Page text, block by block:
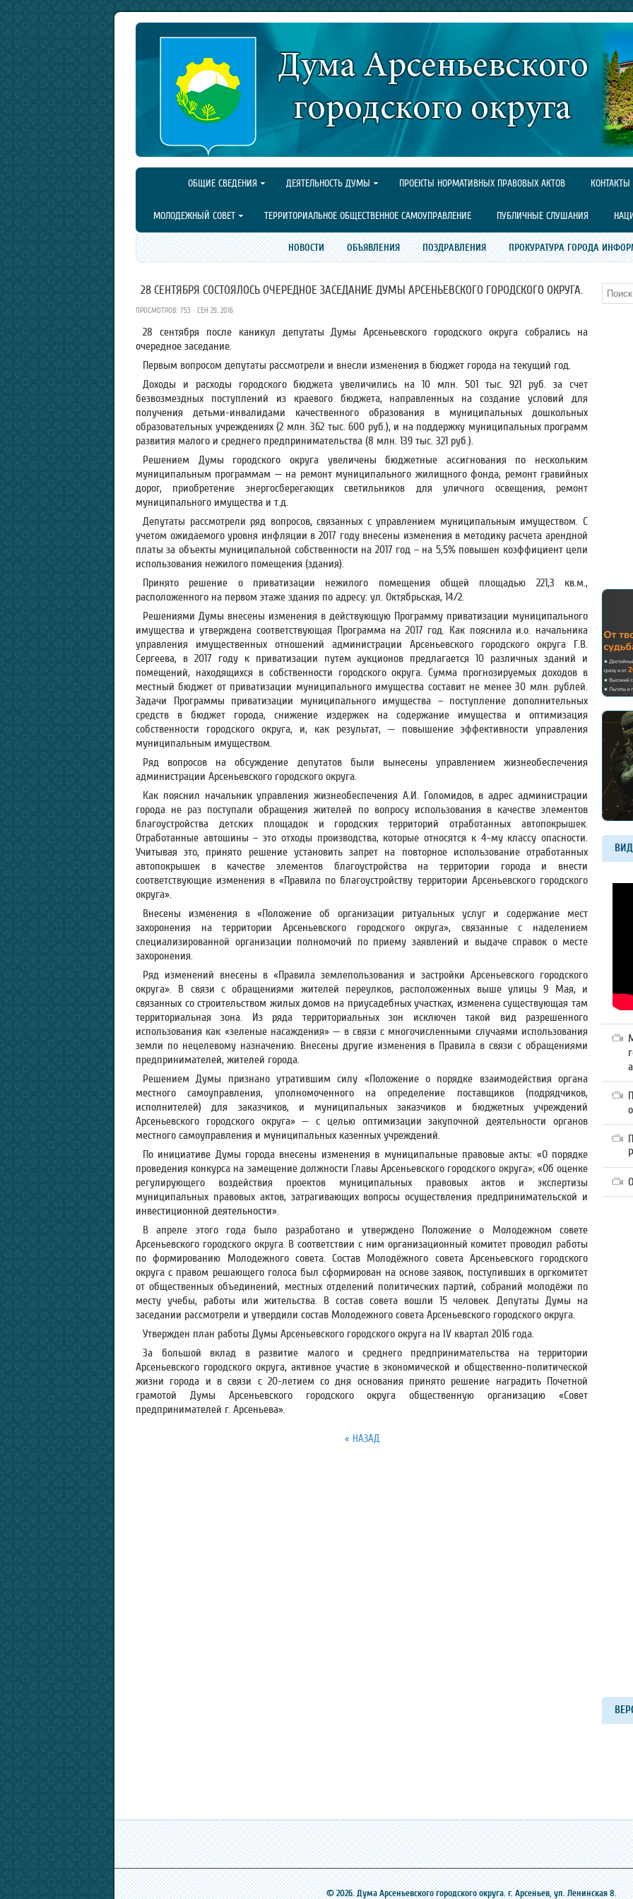
ОБЩИЕ СВЕДЕНИЯ ДЕЯТЕЛЬНОСТЬ ДУМЫ ПРОЕКТЫ НОРМАТИВНЫХ ПРАВОВЫХ АКТОВ КОНТАКТЫ
МОЛОДЕЖНЫЙ СОВЕТ ТЕРРИТОРИАЛЬНОЕ ОБЩЕСТВЕННОЕ САМОУПРАВЛЕНИЕ ПУБЛИЧНЫЕ СЛУШАНИЯ
НОВОСТИ ОБЪЯВЛЕНИЯ ПОЗДРАВЛЕНИЯ ПРОКУРАТУРА ГОРОДА
28 СЕНТЯБРЯ СОСТОЯЛОСЬ ОЧЕРЕДНОЕ ЗАСЕДАНИЕ ДУМЫ АРСЕНЬЕВСКОГО ГОРОДСКОГО ОКРУГА.
ПРОСМОТРОВ: 753 · СЕН 29, 2016
28 сентября после каникул депутаты Думы Арсеньевского городского округа собрались на
очередное заседание.
Первым вопросом депутаты рассмотрели и внесли изменения в бюджет города на текущий год.
Доходы и расходы городского бюджета увеличились на 10 млн. 501 тыс. 921 руб. за счет
безвозмездных поступлений из краевого бюджета, направленных на создание условий для
получения детьми-инвалидами качественного образования в муниципальных дошкольных
образовательных учреждениях (2 млн. 362 тыс. 600 руб.), и на поддержку муниципальных программ
развития малого и среднего предпринимательства (8 млн. 139 тыс. 321 руб.).
Решением Думы городского округа увеличены бюджетные ассигнования по нескольким
муниципальным программам — на ремонт муниципального жилищного фонда, ремонт гравийных
дорог, приобретение энергосберегающих светильников для уличного освещения, ремонт
муниципального имущества и т.д.
Депутаты рассмотрели ряд вопросов, связанных с управлением муниципальным имуществом. С
учетом ожидаемого уровня инфляции в 2017 году внесены изменения в методику расчета арендной
платы за объекты муниципальной собственности на 2017 год – на 5,5% повышен коэффициент цели
использования нежилого помещения (здания).
Принято решение о приватизации нежилого помещения общей площадью 221,3 кв.м.,
расположенного на первом этаже здания по адресу: ул. Октябрьская, 14/2.
Решениями Думы внесены изменения в действующую Программу приватизации муниципального
имущества и утверждена соответствующая Программа на 2017 год. Как пояснила и.о. начальника
управления имущественных отношений администрации Арсеньевского городского округа Г.В.
Сергеева, в 2017 году к приватизации путем аукционов предлагается 10 различных зданий и
помещений, находящихся в собственности городского округа. Сумма прогнозируемых доходов в
местный бюджет от приватизации муниципального имущества составит не менее 30 млн. рублей.
Задачи Программы приватизации муниципального имущества – поступление дополнительных
средств в бюджет города, снижение издержек на содержание имущества и оптимизация
собственности городского округа, и, как результат, — повышение эффективности управления
муниципальным имуществом.
Ряд вопросов на обсуждение депутатов были вынесены управлением жизнеобеспечения
администрации Арсеньевского городского округа.
Как пояснил начальник управления жизнеобеспечения А.И. Голомидов, в адрес администрации
города не раз поступали обращения жителей по вопросу использования в качестве элементов
благоустройства детских площадок и городских территорий отработанных автопокрышек.
Отработанные автошины – это отходы производства, которые относятся к 4-му классу опасности.
Учитывая это, принято решение установить запрет на повторное использование отработанных
автопокрышек в качестве элементов благоустройства на территории города и внести
соответствующие изменения в «Правила по благоустройству территории Арсеньевского городского
округа».
Внесены изменения в «Положение об организации ритуальных услуг и содержание мест
захоронения на территории Арсеньевского городского округа», связанные с наделением
специализированной организации полномочий по приему заявлений и выдаче справок о месте
захоронения.
Ряд изменений внесены в «Правила землепользования и застройки Арсеньевского городского
округа». В связи с обращениями жителей переулков, расположенных выше улицы 9 Мая, и
связанных со строительством жилых домов на приусадебных участках, изменена существующая там
территориальная зона. Из ряда территориальных зон исключен такой вид разрешенного
использования как «зеленые насаждения» — в связи с многочисленными случаями использования
земли по нецелевому назначению. Внесены другие изменения в Правила в связи с обращениями
предпринимателей, жителей города.
Решением Думы признано утратившим силу «Положение о порядке взаимодействия органа
местного самоуправления, уполномоченного на определение поставщиков (подрядчиков,
исполнителей) для заказчиков, и муниципальных заказчиков и бюджетных учреждений
Арсеньевского городского округа» — с целью оптимизации закупочной деятельности органов
местного самоуправления и муниципальных казенных учреждений.
По инициативе Думы города внесены изменения в муниципальные правовые акты: «О порядке
проведения конкурса на замещение должности Главы Арсеньевского городского округа»; «Об оценке
регулирующего воздействия проектов муниципальных правовых актов и экспертизы
муниципальных правовых актов, затрагивающих вопросы осуществления предпринимательской и
инвестиционной деятельности».
В апреле этого года было разработано и утверждено Положение о Молодежном совете
Арсеньевского городского округа. В соответствии с ним организационный комитет проводил работы
по формированию Молодежного совета. Состав Молодёжного совета Арсеньевского городского
округа с правом решающего голоса был сформирован на основе заявок, поступивших в оргкомитет
от общественных объединений, местных отделений политических партий, собраний молодёжи по
месту учебы, работы или жительства. В состав совета вошли 15 человек. Депутаты Думы на
заседании рассмотрели и утвердили состав Молодежного совета Арсеньевского городского округа.
Утвержден план работы Думы Арсеньевского городского округа на IV квартал 2016 года.
За большой вклад в развитие малого и среднего предпринимательства на территории
Арсеньевского городского округа, активное участие в экономической и общественно-политической
жизни города и в связи с 20-летием со дня основания принято решение наградить Почетной
грамотой Думы Арсеньевского городского округа общественную организацию «Совет
предпринимателей г. Арсеньева».
« НАЗАД
Поиск
© 2026. Дума Арсеньевского городского округа. г. Арсеньев, ‎ул. Ленинская 8.